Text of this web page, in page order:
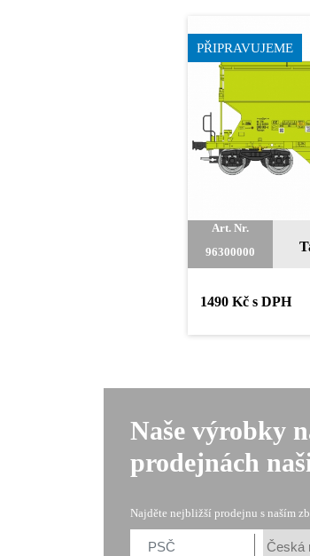
PŘIPRAVUJEME
Art. Nr.
96300000
1490 Kč s DPH
Naše výrobky
prodejnách
Najděte nejbližší prodejnu s naším